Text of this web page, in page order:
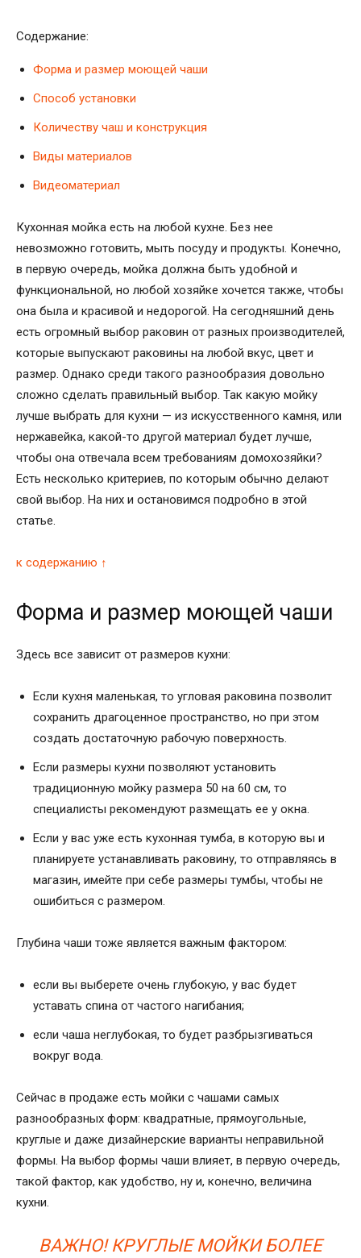
Содержание:
Форма и размер моющей чаши
Способ установки
Количеству чаш и конструкция
Виды материалов
Видеоматериал
Кухонная мойка есть на любой кухне. Без нее
невозможно готовить, мыть посуду и продукты. Конечно,
в первую очередь, мойка должна быть удобной и
функциональной, но любой хозяйке хочется также, чтобы
она была и красивой и недорогой. На сегодняшний день
есть огромный выбор раковин от разных производителей,
которые выпускают раковины на любой вкус, цвет и
размер. Однако среди такого разнообразия довольно
сложно сделать правильный выбор. Так какую мойку
лучше выбрать для кухни — из искусственного камня, или
нержавейка, какой-то другой материал будет лучше,
чтобы она отвечала всем требованиям домохозяйки?
Есть несколько критериев, по которым обычно делают
свой выбор. На них и остановимся подробно в этой
статье.
к содержанию ↑
Форма и размер моющей чаши
Здесь все зависит от размеров кухни:
Если кухня маленькая, то угловая раковина позволит
сохранить драгоценное пространство, но при этом
создать достаточную рабочую поверхность.
Если размеры кухни позволяют установить
традиционную мойку размера 50 на 60 см, то
специалисты рекомендуют размещать ее у окна.
Если у вас уже есть кухонная тумба, в которую вы и
планируете устанавливать раковину, то отправляясь в
магазин, имейте при себе размеры тумбы, чтобы не
ошибиться с размером.
Глубина чаши тоже является важным фактором:
если вы выберете очень глубокую, у вас будет
уставать спина от частого нагибания;
если чаша неглубокая, то будет разбрызгиваться
вокруг вода.
Сейчас в продаже есть мойки с чашами самых
разнообразных форм: квадратные, прямоугольные,
круглые и даже дизайнерские варианты неправильной
формы. На выбор формы чаши влияет, в первую очередь,
такой фактор, как удобство, ну и, конечно, величина
кухни.
ВАЖНО! КРУГЛЫЕ МОЙКИ БОЛЕЕ